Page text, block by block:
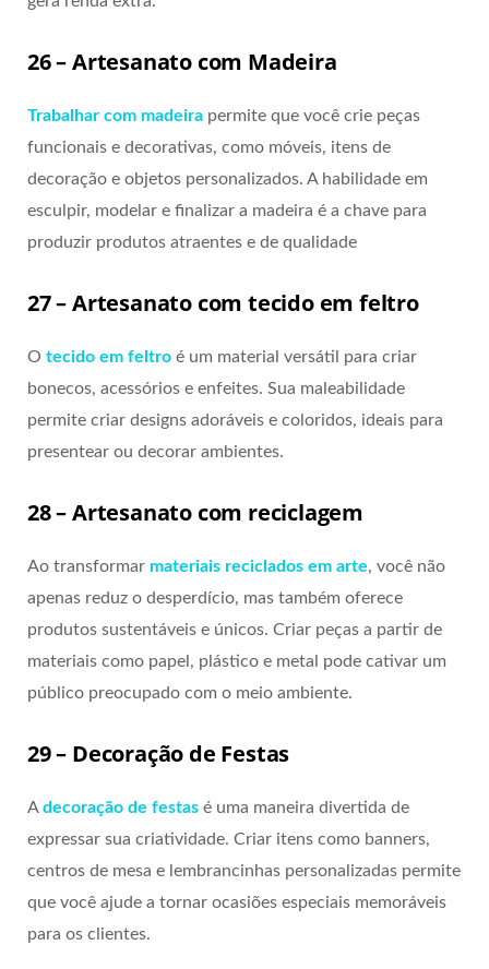
26 – Artesanato com Madeira
Trabalhar com madeira permite que você crie peças
funcionais e decorativas, como móveis, itens de
decoração e objetos personalizados. A habilidade em
esculpir, modelar e finalizar a madeira é a chave para
produzir produtos atraentes e de qualidade
27 – Artesanato com tecido em feltro
O tecido em feltro é um material versátil para criar
bonecos, acessórios e enfeites. Sua maleabilidade
permite criar designs adoráveis e coloridos, ideais para
presentear ou decorar ambientes.
28 – Artesanato com reciclagem
Ao transformar materiais reciclados em arte, você não
apenas reduz o desperdício, mas também oferece
produtos sustentáveis e únicos. Criar peças a partir de
materiais como papel, plástico e metal pode cativar um
público preocupado com o meio ambiente.
29 – Decoração de Festas
Adecoração de festas é uma maneira divertida de
expressar sua criatividade. Criar itens como banners,
centros de mesa e lembrancinhas personalizadas permite
que você ajude a tornar ocasiões especiais memoráveis
para os clientes.